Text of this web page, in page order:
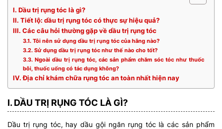
I. Dầu trị rụng tóc là gì?
II. Tiết lộ: dầu trị rụng tóc có thực sự hiệu quả?
III. Các câu hỏi thường gặp về dầu trị rụng tóc
3.1. Tôi nên sử dụng dầu trị rụng tóc của hãng nào?
3.2. Sử dụng dầu trị rụng tóc như thế nào cho tốt?
3.3. Ngoài dầu trị rụng tóc, các sản phẩm chăm sóc tóc như thuốc
bôi, thuốc uống có tác dụng không?
IV. Địa chỉ khám chữa rụng tóc an toàn nhất hiện nay
I. DẦU TRỊ RỤNG TÓC LÀ GÌ?
Dầu trị rụng tóc, hay dầu gội ngăn rụng tóc là các sản phẩm